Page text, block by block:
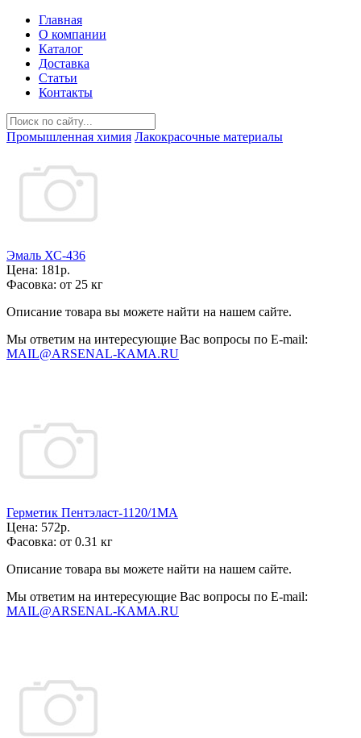
Главная
О компании
Каталог
Доставка
Статьи
Контакты
Промышленная химия Лакокрасочные материалы
Эмаль ХС-436
Цена: 181р.
Фасовка: от 25 кг
Описание товара вы можете найти на нашем сайте.
Мы ответим на интересующие Вас вопросы по E-mail:
MAIL@ARSENAL-KAMA.RU
Герметик Пентэласт-1120/1МА
Цена: 572р.
Фасовка: от 0.31 кг
Описание товара вы можете найти на нашем сайте.
Мы ответим на интересующие Вас вопросы по E-mail:
MAIL@ARSENAL-KAMA.RU